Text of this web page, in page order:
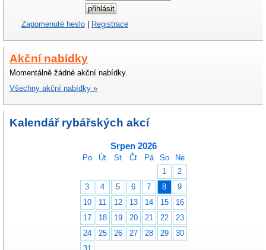
Zapomenuté heslo Registrace
Akční nabídky
Momentálně žádné akční nabídky.
Všechny akční nabídky »
Kalendář rybářských akcí
Srpen 2026
Po Út St Čt Pá So
Ne
1
2
3
4 5 6 7 8
9
10
11 12 13 14 15
16
17
18 19 20 21 22
23
24
25 26 27 28 29
30